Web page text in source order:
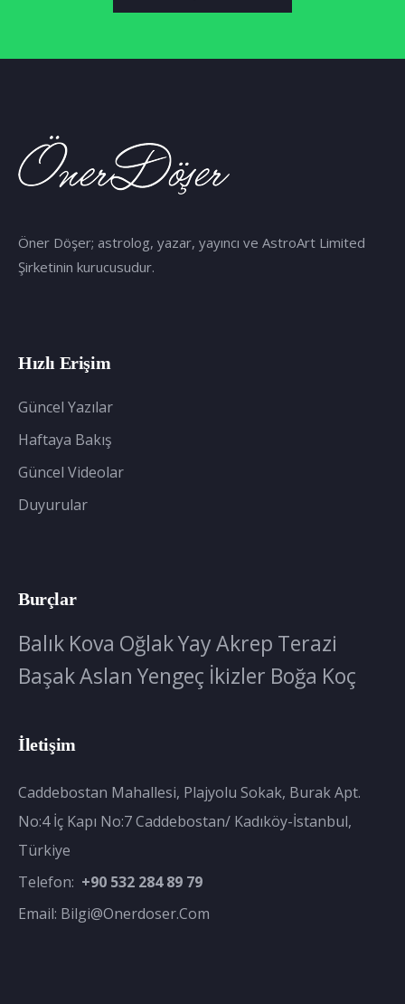
Öner Döşer; astrolog, yazar, yayıncı ve AstroArt Limited
Şirketinin kurucusudur.
Hızlı Erişim
Güncel Yazılar
Haftaya Bakış
Güncel Videolar
Duyurular
Burçlar
Balık Kova OğlakYayAkrep Terazi
BaşakAslan Yengeç İkizler Boğa Koç
İletişim
Caddebostan Mahallesi, Plajyolu Sokak, Burak Apt.
No:4 İç Kapı No:7 Caddebostan/ Kadıköy-İstanbul,
Türkiye
Telefon: +90 532 284 89 79
Email: Bilgi@onerdoser.com